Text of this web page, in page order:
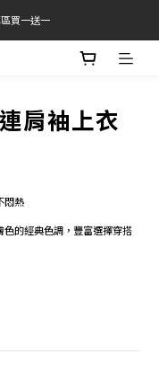
本島)
買一送一
本島)
肩袖上衣
悶熱
的經典色調，豐富選擇穿搭